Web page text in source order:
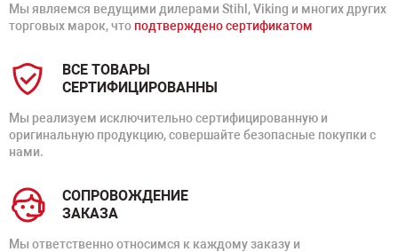
Мы являемся ведущими дилерами Stihl, Viking и многих других
торговых марок, что подтверждено сертификатом
ВСЕ ТОВАРЫ
СЕРТИФИЦИРОВАННЫ
Мы реализуем исключительно сертифицированную и
оригинальную продукцию, совершайте безопасные покупки с
нами.
СОПРОВОЖДЕНИЕ
ЗАКАЗА
Мы ответственно относимся к каждому заказу и